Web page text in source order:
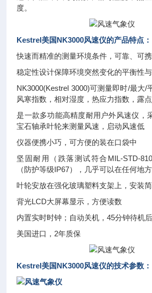
度。
Kestrel美国NK3000风速仪的产品特点：
快速而精准的测量环境条件，可靠、可
稳定性设计保障环境突然变化的平衡性
NK3000(Kestrel 3000)可测量即时/最大/
风寒指数，相对湿度，热应力指数，露
是一款多功能高精度耐用户外风速仪，
宝石轴承叶轮来测量风速，启动风速低
仪器便携小巧，可方便的装在口袋中
坚固耐用（跌落测试符合MIL-STD-
（防护等级IP67），几乎可以在任何地
叶轮安放在强化玻璃塑料支架上，安装
背光LCD大屏幕显示，方便读数
内置实时时钟；自动关机，45分钟待机
美国进口，2年质保
Kestrel美国NK3000风速仪的技术参数：